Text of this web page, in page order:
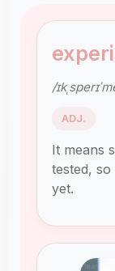
/
ADJ.
It means
tested,
yet.